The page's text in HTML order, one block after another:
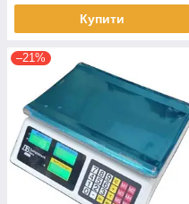
Купити
–21%